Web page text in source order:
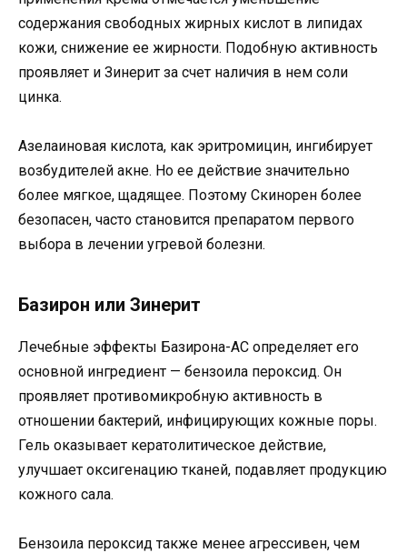
содержания свободных жирных кислот в липидах
кожи, снижение ее жирности. Подобную активность
проявляет и Зинерит за счет наличия в нем соли
цинка.
Азелаиновая кислота, как эритромицин, ингибирует
возбудителей акне. Но ее действие значительно
более мягкое, щадящее. Поэтому Скинорен более
безопасен, часто становится препаратом первого
выбора в лечении угревой болезни.
Базирон или Зинерит
Лечебные эффекты Базирона-АС определяет его
основной ингредиент — бензоила пероксид. Он
проявляет противомикробную активность в
отношении бактерий, инфицирующих кожные поры.
Гель оказывает кератолитическое действие,
улучшает оксигенацию тканей, подавляет продукцию
кожного сала.
Бензоила пероксид также менее агрессивен, чем